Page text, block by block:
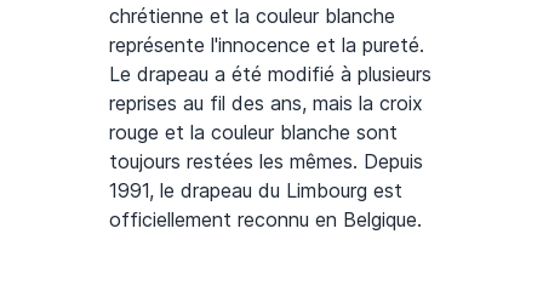
chrétienne et la couleur blanche
représente l'innocence et la pureté.
Le drapeau a été modifié à plusieurs
reprises au fil des ans, mais la croix
rouge et la couleur blanche sont
toujours restées les mêmes. Depuis
1991, le drapeau du Limbourg est
officiellement reconnu en Belgique.